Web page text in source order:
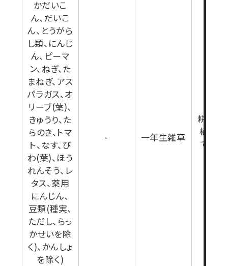
かだいこ
ん、だいこ
ん、とうがら
し類、にんじ
ん、ピーマ
ン、ねぎ、た
まねぎ、アス
パラガス、オ
リーブ(葉)、
きゅうり、た
らのき、トマ
ト、なす、び
わ(葉)、ほう
れんそう、レ
タス、薬用
にんじん、
豆類(種実、
ただし、らっ
かせいを除
く)、かんしょ
を除く)
- 一年生雑草
耕起又
植7日
で(雑